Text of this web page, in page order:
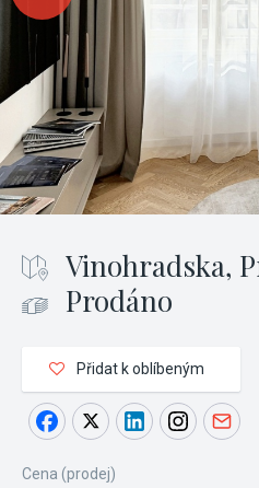
Vinohradska,
Prodáno
Přidat k oblíbeným
Cena (prodej)